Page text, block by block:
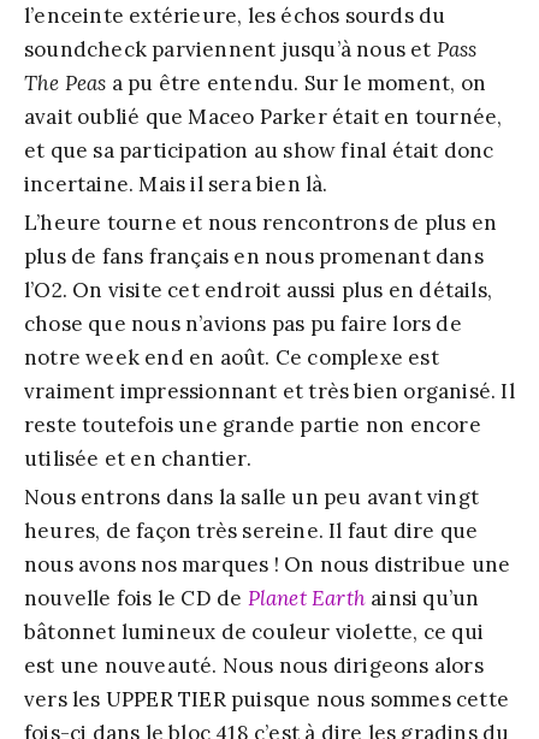
l’enceinte extérieure, les échos sourds du
soundcheck parviennent jusqu’à nous et Pass
The Peas a pu être entendu. Sur le moment, on
avait oublié que Maceo Parker était en tournée,
et que sa participation au show final était donc
incertaine. Mais il sera bien là.
L’heure tourne et nous rencontrons de plus en
plus de fans français en nous promenant dans
l’O2. On visite cet endroit aussi plus en détails,
chose que nous n’avions pas pu faire lors de
notre week end en août. Ce complexe est
vraiment impressionnant et très bien organisé. Il
reste toutefois une grande partie non encore
utilisée et en chantier.
Nous entrons dans la salle un peu avant vingt
heures, de façon très sereine. Il faut dire que
nous avons nos marques ! On nous distribue une
nouvelle fois le CD de Planet Earth ainsi qu’un
bâtonnet lumineux de couleur violette, ce qui
est une nouveauté. Nous nous dirigeons alors
vers les UPPER TIER puisque nous sommes cette
fois-ci dans le bloc 418 c’est à dire les gradins du